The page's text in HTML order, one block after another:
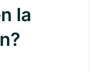
la